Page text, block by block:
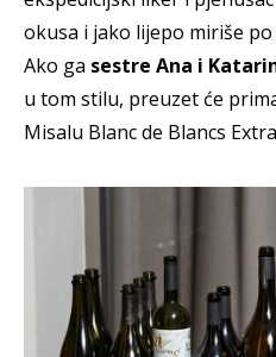
okusa i jako lijepo miriše
Ako ga sestre Ana i
u tom stilu, preuzet će
Misalu Blanc de Blancs